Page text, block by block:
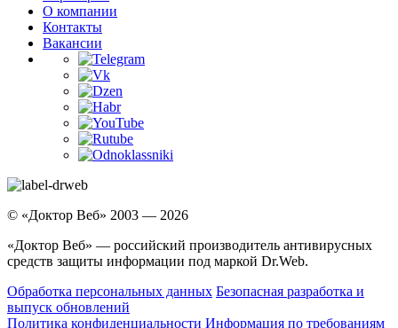
О компании
Контакты
Вакансии
© «Доктор Веб» 2003 — 2026
«Доктор Веб» — российский производитель антивирусных
средств защиты информации под маркой Dr.Web.
Обработка персональных данных Безопасная разработка и
выпуск обновлений
Политика конфиденциальности Информация по требованиям